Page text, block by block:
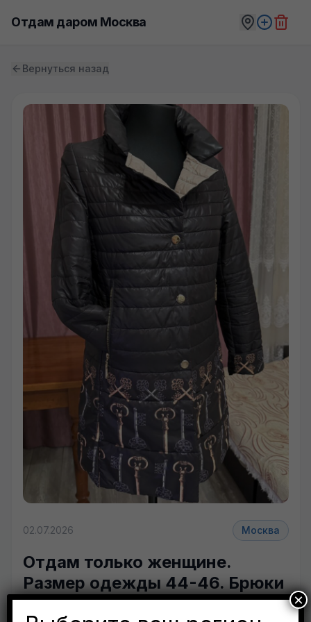
Отдам даром Москва
Вернуться назад
02.07.2026 Москва
Отдам только женщине.
Размер одежды 44-46. Брюки
черные, длина 87
×